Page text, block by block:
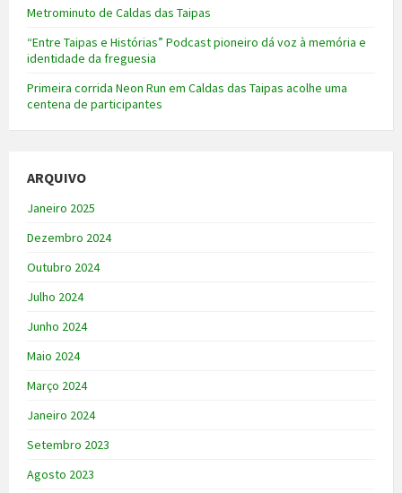
Metrominuto de Caldas das Taipas
“Entre Taipas e Histórias” Podcast pioneiro dá voz à memória e
identidade da freguesia
Primeira corrida Neon Run em Caldas das Taipas acolhe uma
centena de participantes
ARQUIVO
Janeiro 2025
Dezembro 2024
Outubro 2024
Julho 2024
Junho 2024
Maio 2024
Março 2024
Janeiro 2024
Setembro 2023
Agosto 2023